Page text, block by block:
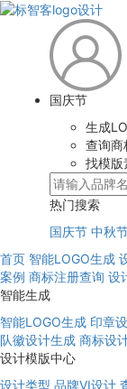
国庆节
生成
查询商
找模版
热门搜索
国庆节 中秋
首页 智能LOGO生成
案例 商标注册查询 设
智能生成
智能LOGO生成 印章
队徽设计生成 商标设
设计模版中心
设计类型 品牌VI设计